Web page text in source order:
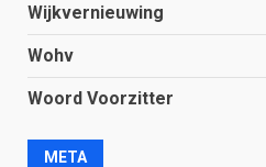
Wijkvernieuwing
Wohv
Woord Voorzitter
META